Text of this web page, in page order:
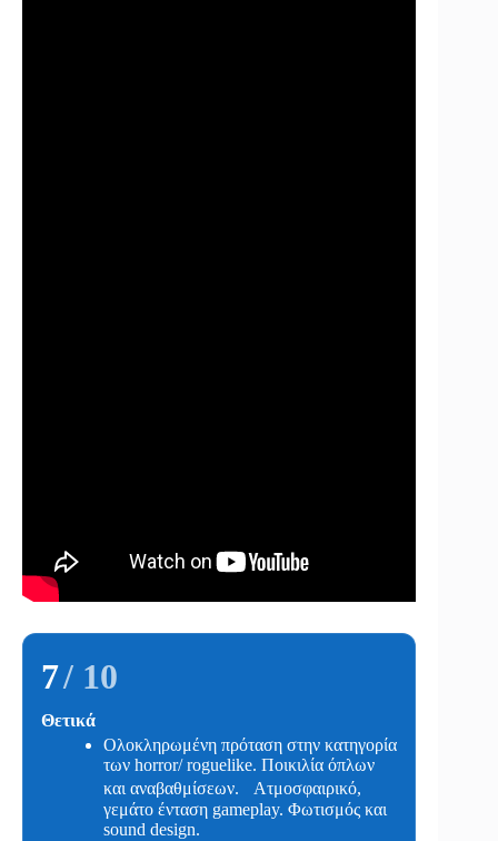
7/ 10
Θετικά
Ολοκληρωμένη πρόταση στην κατηγορία
των horror/ roguelike. Ποικιλία όπλων
και αναβαθμίσεων. Ατμοσφαιρικό,
γεμάτο ένταση gameplay. Φωτισμός και
sound design.